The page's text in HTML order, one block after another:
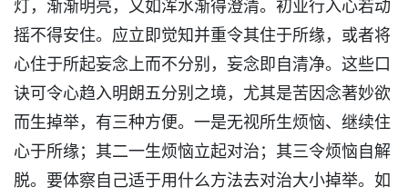
灯，渐渐明亮，又如浑水渐得澄清。初业行入心若动
摇不得安住。应立即觉知并重令其住于所缘，或者将
心住于所起妄念上而不分别，妄念即自清净。这些口
诀可令心趋入明朗五分别之境，尤其是苦因念著妙欲
而生掉举，有三种方便。一是无视所生烦恼、继续住
心于所缘；其二一生烦恼立起对治；其三令烦恼自解
脱。要体察自己适于用什么方法去对治大小掉举。如